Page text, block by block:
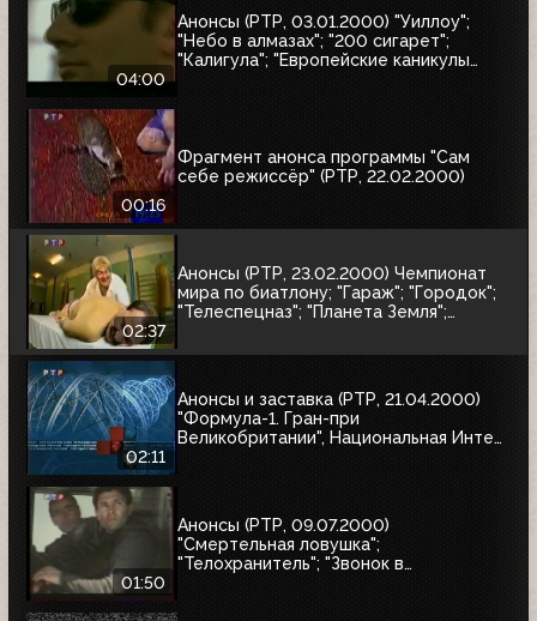
04:00
Анонсы (РТР, 03.01.2000) "Уиллоу";
"Небо в алмазах"; "200 сигарет";
"Калигула"; "Европейские каникулы
00:16
Фрагмент анонса программы "Сам
себе режиссёр" (РТР, 22.02.2000)
02:37
Анонсы (РТР, 23.02.2000) Чемпионат
мира по биатлону; "Гараж"; "Городок";
"Телеспецназ"; "Планета Земля";
02:11
Анонсы и заставка (РТР, 21.04.2000)
"Формула-1. Гран-при
Великобритании", Национальная Интел
01:50
Анонсы (РТР, 09.07.2000)
"Смертельная ловушка";
"Телохранитель"; "Звонок в